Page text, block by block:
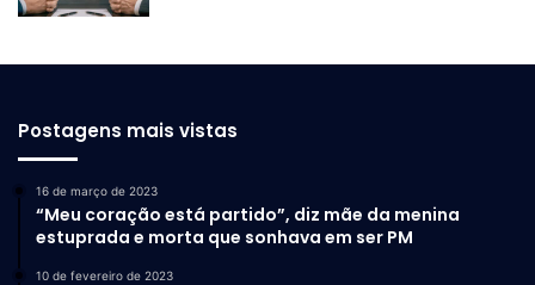
Postagens mais vistas
16 de março de 2023
“Meu coração está partido”, diz mãe da menina
estuprada e morta que sonhava em ser PM
10 de fevereiro de 2023